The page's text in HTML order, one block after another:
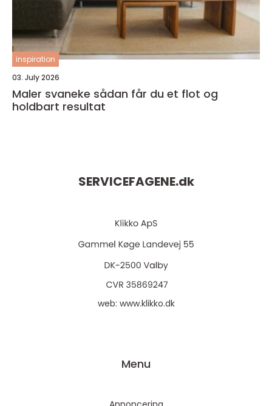
inspiration
03. July 2026
Maler svaneke sådan får du et flot og
holdbart resultat
SERVICEFAGENE.dk
web: www.klikko.dk
Menu